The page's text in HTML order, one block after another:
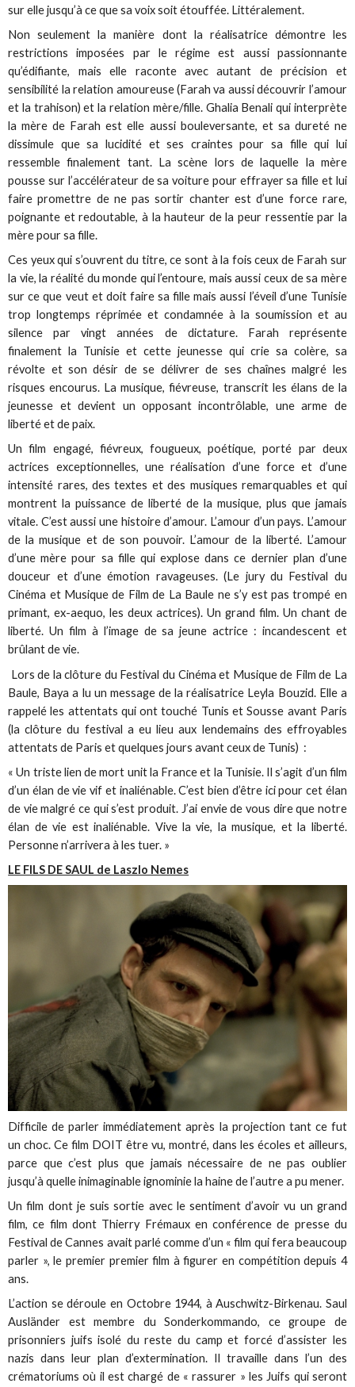
sur elle jusqu’à ce que sa voix soit étouffée. Littéralement.
Non seulement la manière dont la réalisatrice démontre les
restrictions imposées par le régime est aussi passionnante
qu’édifiante, mais elle raconte avec autant de précision et
sensibilité la relation amoureuse (Farah va aussi découvrir l’amour
et la trahison) et la relation mère/fille. Ghalia Benali qui interprète
la mère de Farah est elle aussi bouleversante, et sa dureté ne
dissimule que sa lucidité et ses craintes pour sa fille qui lui
ressemble finalement tant. La scène lors de laquelle la mère
pousse sur l’accélérateur de sa voiture pour effrayer sa fille et lui
faire promettre de ne pas sortir chanter est d’une force rare,
poignante et redoutable, à la hauteur de la peur ressentie par la
mère pour sa fille.
Ces yeux qui s’ouvrent du titre, ce sont à la fois ceux de Farah sur
la vie, la réalité du monde qui l’entoure, mais aussi ceux de sa mère
sur ce que veut et doit faire sa fille mais aussi l’éveil d’une Tunisie
trop longtemps réprimée et condamnée à la soumission et au
silence par vingt années de dictature. Farah représente
finalement la Tunisie et cette jeunesse qui crie sa colère, sa
révolte et son désir de se délivrer de ses chaînes malgré les
risques encourus. La musique, fiévreuse, transcrit les élans de la
jeunesse et devient un opposant incontrôlable, une arme de
liberté et de paix.
Un film engagé, fiévreux, fougueux, poétique, porté par deux
actrices exceptionnelles, une réalisation d’une force et d’une
intensité rares, des textes et des musiques remarquables et qui
montrent la puissance de liberté de la musique, plus que jamais
vitale. C’est aussi une histoire d’amour. L’amour d’un pays. L’amour
de la musique et de son pouvoir. L’amour de la liberté. L’amour
d’une mère pour sa fille qui explose dans ce dernier plan d’une
douceur et d’une émotion ravageuses. (Le jury du Festival du
Cinéma et Musique de Film de La Baule ne s’y est pas trompé en
primant, ex-aequo, les deux actrices). Un grand film. Un chant de
liberté. Un film à l’image de sa jeune actrice : incandescent et
brûlant de vie.
Lors de la clôture du Festival du Cinéma et Musique de Film de La
Baule, Baya a lu un message de la réalisatrice Leyla Bouzid. Elle a
rappelé les attentats qui ont touché Tunis et Sousse avant Paris
(la clôture du festival a eu lieu aux lendemains des effroyables
attentats de Paris et quelques jours avant ceux de Tunis) :
« Un triste lien de mort unit la France et la Tunisie. Il s’agit d’un film
d’un élan de vie vif et inaliénable. C’est bien d’être ici pour cet élan
de vie malgré ce qui s’est produit. J’ai envie de vous dire que notre
élan de vie est inaliénable. Vive la vie, la musique, et la liberté.
Personne n’arrivera à les tuer. »
LE FILS DE SAUL de Laszlo Nemes
Difficile de parler immédiatement après la projection tant ce fut
un choc. Ce film DOIT être vu, montré, dans les écoles et ailleurs,
parce que c’est plus que jamais nécessaire de ne pas oublier
jusqu’à quelle inimaginable ignominie la haine de l’autre a pu mener.
Un film dont je suis sortie avec le sentiment d’avoir vu un grand
film, ce film dont Thierry Frémaux en conférence de presse du
Festival de Cannes avait parlé comme d’un « film qui fera beaucoup
parler », le premier premier film à figurer en compétition depuis 4
ans.
L’action se déroule en Octobre 1944, à Auschwitz-Birkenau. Saul
Ausländer est membre du Sonderkommando, ce groupe de
prisonniers juifs isolé du reste du camp et forcé d’assister les
nazis dans leur plan d’extermination. Il travaille dans l’un des
crématoriums où il est chargé de « rassurer » les Juifs qui seront